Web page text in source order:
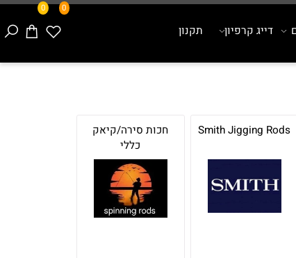
0 0
דייג קרפיון תקנון
Smith Jigging Rods חכות סירה/קיאק
כללי